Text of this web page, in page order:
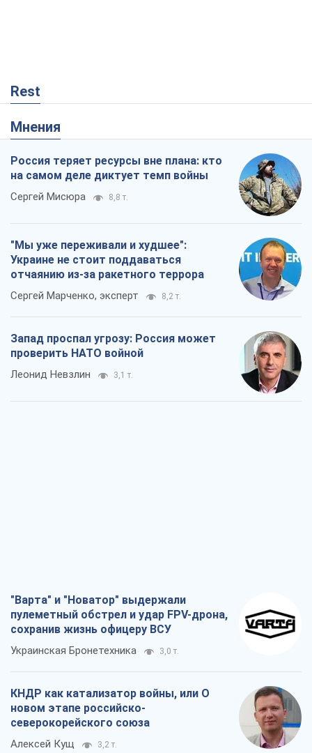
Rest
Мнения
Россия теряет ресурсы вне плана: кто
на самом деле диктует темп войны
Сергей Мисюра 8,8 т.
"Мы уже переживали и худшее":
Украине не стоит поддаваться
отчаянию из-за ракетного террора
Сергей Марченко, эксперт 8,2 т.
Запад проспал угрозу: Россия может
проверить НАТО войной
Леонид Невзлин 3,1 т.
"Варта" и "Новатор" выдержали
пулеметный обстрел и удар FPV-дрона,
сохранив жизнь офицеру ВСУ
Украинская Бронетехника 3,0 т.
КНДР как катализатор войны, или О
новом этапе российско-
северокорейского союза
Алексей Кущ 3,2 т.